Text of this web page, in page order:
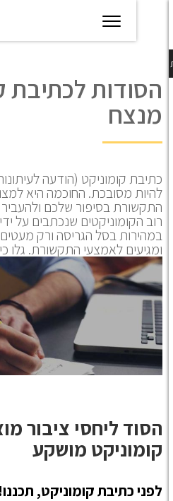
עסקיות מצפןלכתיבת
קומוניקט (הודעה לעיתונות)
מסובכת. החוכמה היא למצוא
בסיפור שלכם ולהעביר
הקומוניקטים שנכתבים על ידי
בסל הגריסה ורק מעטים
לאמצעי התקשורת. גלו
ליחסי ציבור
מושקע
כתיבת קומוניקט, תכננו!